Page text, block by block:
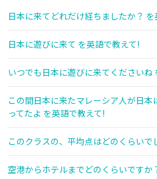
日本に来てどれだけ経ちましたか？
日本に遊びに来て を英語で教えて!
いつでも日本に遊びに来てくださいね
この間日本に来たマレーシア人が日
ってたよ を英語で教えて!
このクラスの、平均点はどのくらいで
空港からホテルまでどのくらいですか